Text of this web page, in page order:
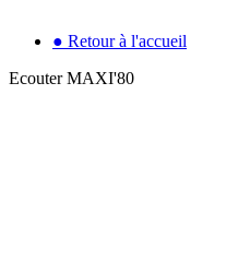
● Retour à l'accueil
Ecouter MAXI'80